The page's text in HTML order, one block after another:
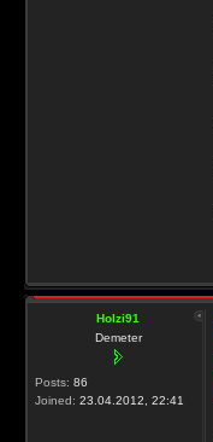
Holzi91
Demeter
Posts: 86
Joined: 23.04.2012, 22:41